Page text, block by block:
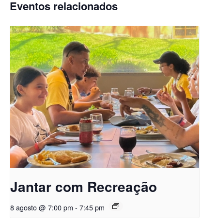
Eventos relacionados
Jantar com Recreação
8 agosto @ 7:00 pm - 7:45 pm